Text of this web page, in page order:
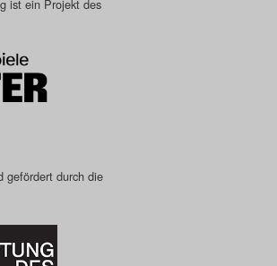
Blog
Blog
2025
ist ein Projekt des
gefördert durch die